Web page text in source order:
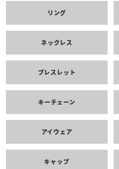
リング
ネックレス
ブレスレット
キーチェーン
アイウェア
キャップ